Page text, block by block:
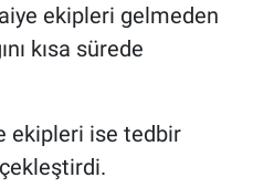
ekipleri gelmeden
kısa sürede
ekipleri ise tedbir